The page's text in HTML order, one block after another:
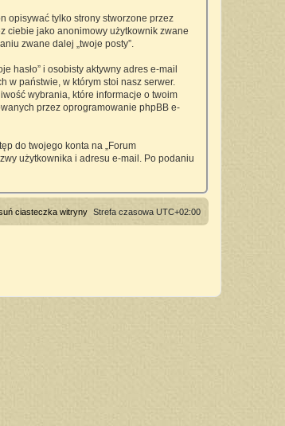
opisywać tylko strony stworzone przez
ciebie jako anonimowy użytkownik zwane
zwane dalej „twoje posty”.
hasło” i osobisty aktywny adres e-mail
w państwie, w którym stoi nasz serwer.
wybrania, które informacje o twoim
przez oprogramowanie phpBB e-
do twojego konta na „Forum
użytkownika i adresu e-mail. Po podaniu
Strefa czasowa UTC+02:00
ciasteczka witryny